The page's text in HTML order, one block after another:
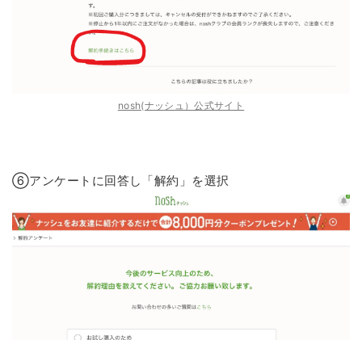
nosh(ナッシュ）公式サイト
⑥アンケートに回答し「解約」を選択